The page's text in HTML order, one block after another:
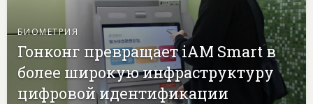
БИОМЕТРИЯ
Гонконг превращает iAM Smart в
более широкую инфраструктуру
цифровой идентификации